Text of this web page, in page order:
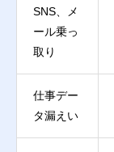
SNS、メ
ール乗っ
取り
仕事デー
タ漏えい